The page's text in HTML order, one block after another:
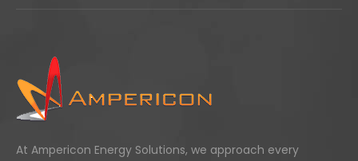
At Ampericon Energy Solutions, we approach every